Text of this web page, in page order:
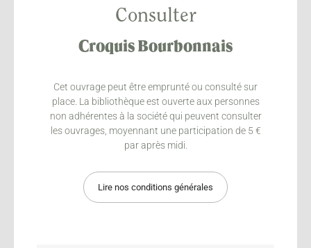
Consulter
Croquis Bourbonnais
Cet ouvrage peut être emprunté ou consulté sur
place. La bibliothèque est ouverte aux personnes
non adhérentes à la société qui peuvent consulter
les ouvrages, moyennant une participation de 5 €
par après midi.
Lire nos conditions générales